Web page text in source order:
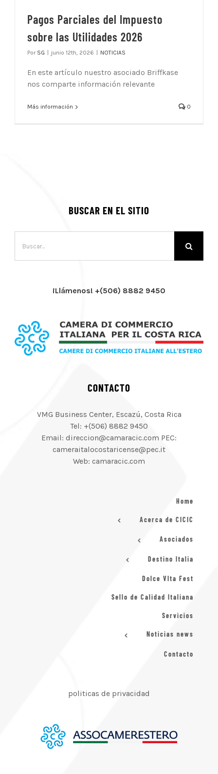
Pagos Parciales del Impuesto
sobre las Utilidades 2026
Por SG junio 12th, 2026 NOTICIAS
En este artículo nuestro asociado Briffkase
nos comparte información relevante
Más información 0
BUSCAR EN EL SITIO
¡Llámenos! +(506) 8882 9450
CONTACTO
VMG Business Center, Escazú, Costa Rica
Tel: +(506) 8882 9450
Email: direccion@camaracic.com PEC:
cameraitalocostaricense@pec.it
Web: camaracic.com
Home
Acerca de CICIC
Asociados
Destino Italia
Dolce VIta Fest
Sello de Calidad Italiana
Servicios
Noticias news
Contacto
politicas de privacidad